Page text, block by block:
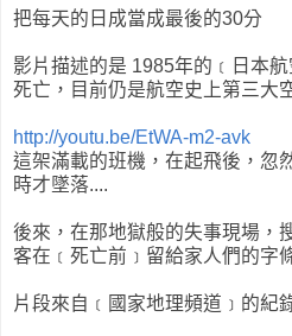
把每天的日成當成最後的30分
影片描述的是 1985年的﹝日本
死亡，目前仍是航空史上第三大
http://youtu.be/EtWA-m2-avk
這架滿載的班機，在起飛後，忽
時才墜落....
後來，在那地獄般的失事現場，
客在﹝死亡前﹞留給家人們的字
片段來自﹝國家地理頻道﹞的紀